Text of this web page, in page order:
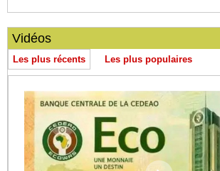
Vidéos
Les plus récents Les plus populaires